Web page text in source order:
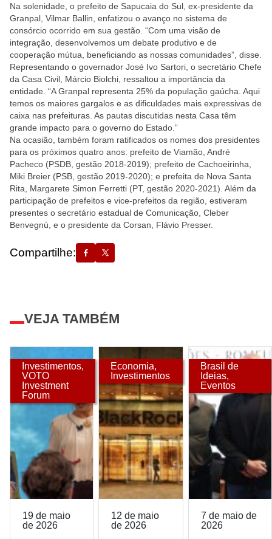
Na solenidade, o prefeito de Sapucaia do Sul, ex-presidente da
Granpal, Vilmar Ballin, enfatizou o avanço no sistema de
consórcio ocorrido em sua gestão. “Com uma visão de
integração, desenvolvemos um debate produtivo e de
cooperação mútua, beneficiando as nossas comunidades”, disse.
Representando o governador José Ivo Sartori, o secretário Chefe
da Casa Civil, Márcio Biolchi, ressaltou a importância da
entidade. “A Granpal representa 25% da população gaúcha. Aqui
temos os maiores gargalos e as dificuldades mais expressivas de
caixa nas prefeituras. As pautas discutidas nesta Casa têm
grande impacto para o governo do Estado.”
Na ocasião, também foram ratificados os nomes dos presidentes
para os próximos quatro anos: prefeito de Viamão, André
Pacheco (PSDB, gestão 2018-2019); prefeito de Cachoeirinha,
Miki Breier (PSB, gestão 2019-2020); e prefeita de Nova Santa
Rita, Margarete Simon Ferretti (PT, gestão 2020-2021). Além da
participação de prefeitos e vice-prefeitos da região, estiveram
presentes o secretário estadual de Comunicação, Cleber
Benvegnú, e o presidente da Corsan, Flávio Presser.
Compartilhe:
VEJA TAMBÉM
Investimentos,
VOTO
Investment
Forum
19 de maio
de 2026
Economia,
Investimentos
12 de maio
de 2026
Brasil de
Ideias,
Eventos
7 de maio de
2026